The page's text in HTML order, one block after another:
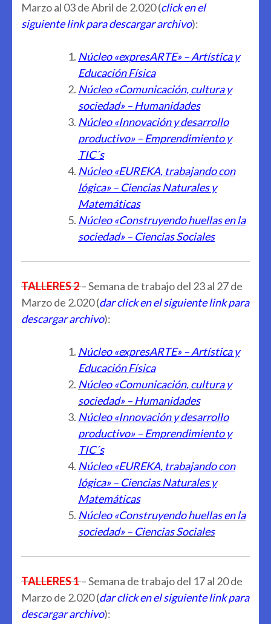
Marzo al 03 de Abril de 2.020 (click en el
siguiente link para descargar archivo):
Núcleo «expresARTE» – Artística y
Educación Física
Núcleo «Comunicación, cultura y
sociedad» – Humanidades
Núcleo «Innovación y desarrollo
productivo» – Emprendimiento y
TIC´s
Núcleo «EUREKA, trabajando con
lógica» – Ciencias Naturales y
Matemáticas
Núcleo «Construyendo huellas en la
sociedad» – Ciencias Sociales
TALLERES 2– Semana de trabajo del 23 al 27 de
Marzo de 2.020 (dar click en el siguiente link para
descargar archivo):
Núcleo «expresARTE» – Artística y
Educación Física
Núcleo «Comunicación, cultura y
sociedad» – Humanidades
Núcleo «Innovación y desarrollo
productivo» – Emprendimiento y
TIC´s
Núcleo «EUREKA, trabajando con
lógica» – Ciencias Naturales y
Matemáticas
Núcleo «Construyendo huellas en la
sociedad» – Ciencias Sociales
TALLERES 1– Semana de trabajo del 17 al 20 de
Marzo de 2.020 (dar click en el siguiente link para
descargar archivo):